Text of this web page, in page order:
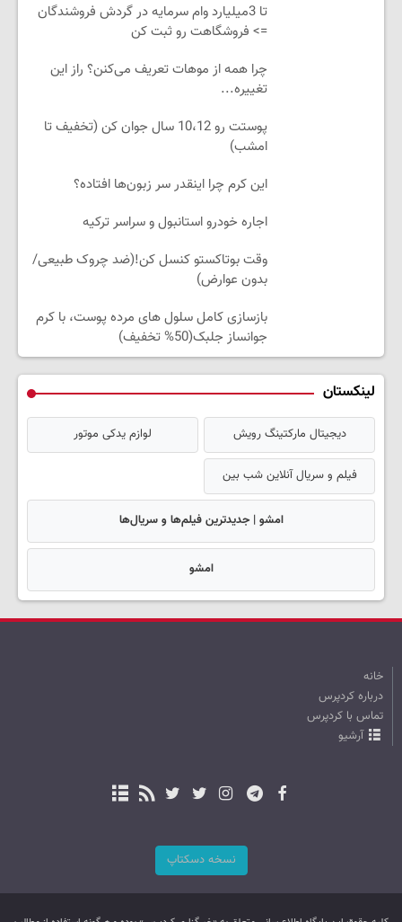
تا 3میلیارد وام سرمایه در گردش فروشندگان
=> فروشگاهت رو ثبت کن
چرا همه از موهات تعریف می‌کنن؟ راز این
تغییره...
پوستت رو 10،12 سال جوان کن (تخفیف تا
امشب)
این کرم چرا اینقدر سر زبون‌ها افتاده؟
اجاره خودرو استانبول و سراسر ترکیه
وقت بوتاکستو کنسل کن!(ضد چروک طبیعی/
بدون عوارض)
بازسازی کامل سلول های مرده پوست، با کرم
جوانساز جلبک(50% تخفیف)
لینکستان
دیجیتال مارکتینگ رویش لوازم یدکی موتور
فیلم و سریال آنلاین شب بین
امشو | جدیدترین فیلم‌ها و سریال‌ها
امشو
خانه
درباره کردپرس
تماس با کردپرس
آرشیو
نسخه دسکتاپ